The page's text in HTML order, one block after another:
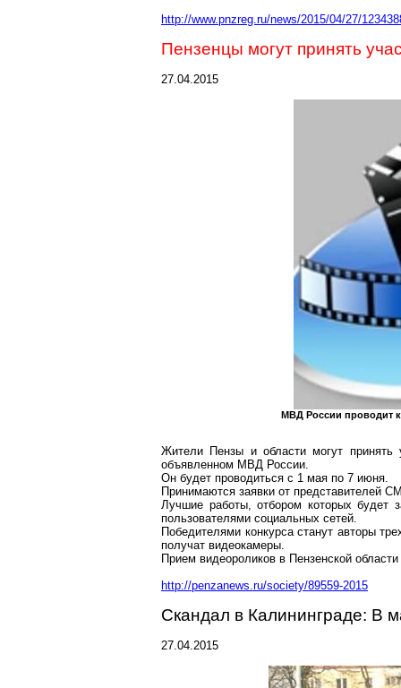
http://www.pnzreg.ru/news/2015/04/27/
Пензенцы могут принять
27.04.2015
МВД России проводит
Жители Пензы и области могут принять
объявленном МВД России.
Он будет проводиться с 1 мая по 7 июня.
Принимаются заявки от представителей
Лучшие работы, отбором которых будет
пользователями социальных сетей.
Победителями конкурса станут авторы
получат видеокамеры.
Прием видеороликов в Пензенской
http://penzanews.ru/society/89559-2015
Скандал в Калининграде: В
27.04.2015